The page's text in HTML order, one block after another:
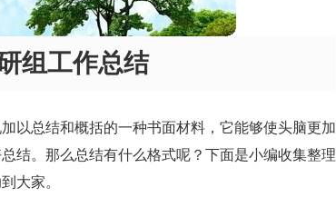
组工作总结
以总结和概括的一种书面材料，它能够使头脑更加
结。那么总结有什么格式呢？下面是小编收集整理
大家。